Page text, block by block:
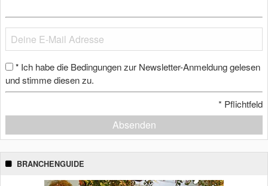
* Ich habe die Bedingungen zur Newsletter-Anmeldung gelesen
und stimme diesen zu.
* Pflichtfeld
Absenden
BRANCHENGUIDE